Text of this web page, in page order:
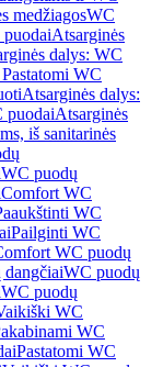
medžiagosWC
Atsarginės
dalys: WC
WC
Atsarginės dalys:
puodaiAtsarginės
iš sanitarinės
WC puodų
Comfort WC
WC
Pailginti WC
WC puodų
WC puodų
WC puodų
WC
WC
Pastatomi WC